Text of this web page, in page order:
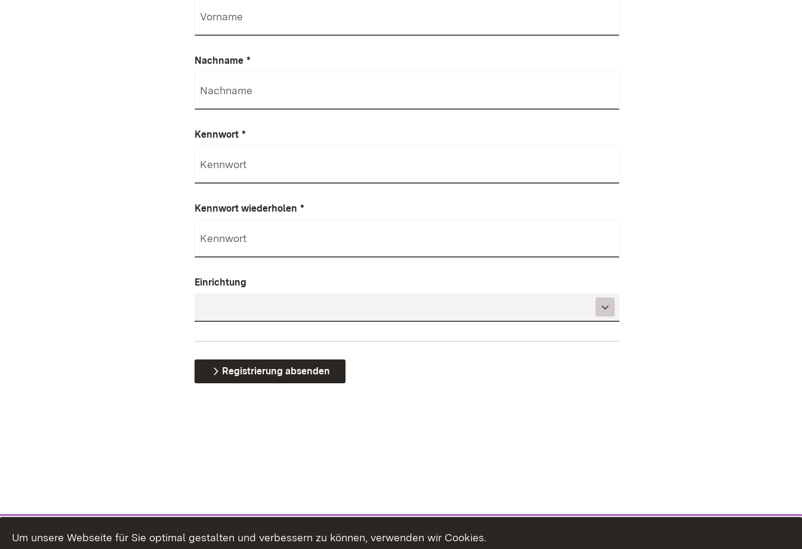
Nachname *
Kennwort *
Kennwort wiederholen *
Einrichtung
Registrierung absenden
Um unsere Webseite für Sie optimal gestalten und verbessern zu können, verwenden wir Cookies.